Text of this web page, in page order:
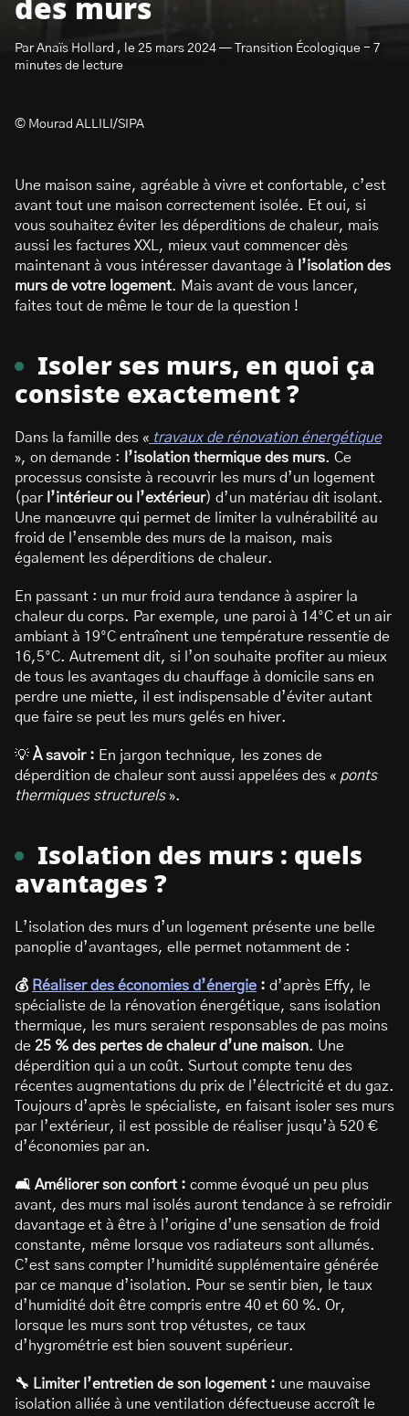
des murs
Par Anaïs Hollard , le 25 mars 2024 — Transition Écologique - 7
minutes de lecture
© Mourad ALLILI/SIPA
Une maison saine, agréable à vivre et confortable, c’est
avant tout une maison correctement isolée. Et oui, si
vous souhaitez éviter les déperditions de chaleur, mais
aussi les factures XXL, mieux vaut commencer dès
maintenant à vous intéresser davantage à
l’isolation des
murs de votre logement. Mais avant de vous lancer,
faites tout de même le tour de la question !
Isoler ses murs, en quoi ça
consiste exactement ?
Dans la famille des « travaux de rénovation énergétique
», on demande :
l’isolation thermique des murs. Ce
processus consiste à recouvrir les murs d’un logement
(par l’intérieur ou l’extérieur) d’un matériau dit isolant.
Une manœuvre qui permet de limiter la vulnérabilité au
froid de l’ensemble des murs de la maison, mais
également les déperditions de chaleur.
En passant : un mur froid aura tendance à aspirer la
chaleur du corps. Par exemple, une paroi à 14°C et un air
ambiant à 19°C entraînent une température ressentie de
16,5°C. Autrement dit, si l’on souhaite profiter au mieux
de tous les avantages du chauffage à domicile sans en
perdre une miette, il est indispensable d’éviter autant
que faire se peut les murs gelés en hiver.
💡 À savoir : En jargon technique, les zones de
déperdition de chaleur sont aussi appelées des « ponts
thermiques structurels».
Isolation des murs : quels
avantages ?
L’isolation des murs d’un logement présente une belle
panoplie d’avantages, elle permet notamment de :
💰 Réaliser des économies d’énergie : d’après Effy, le
spécialiste de la rénovation énergétique, sans isolation
thermique, les murs seraient responsables de pas moins
de 25 % des pertes de chaleur d’une maison. Une
déperdition qui a un coût. Surtout compte tenu des
récentes augmentations du prix de l’électricité et du gaz.
Toujours d’après le spécialiste, en faisant isoler ses murs
par l’extérieur, il est possible de réaliser jusqu’à 520 €
d’économies par an.
🛋️ Améliorer son confort : comme évoqué un peu plus
avant, des murs mal isolés auront tendance à se refroidir
davantage et à être à l’origine d’une sensation de froid
constante, même lorsque vos radiateurs sont allumés.
C’est sans compter l’humidité supplémentaire générée
par ce manque d’isolation. Pour se sentir bien, le taux
d’humidité doit être compris entre 40 et 60 %. Or,
lorsque les murs sont trop vétustes, ce taux
d’hygrométrie est bien souvent supérieur.
🔧 Limiter l’entretien de son logement : une mauvaise
isolation alliée à une ventilation défectueuse accroît le
S’abonner à la newsletter